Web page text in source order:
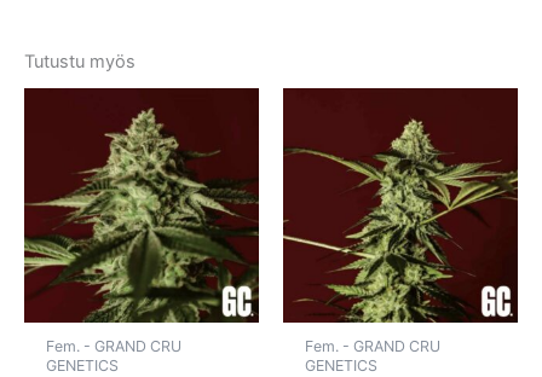
Tutustu myös
Fem. - GRAND CRU
GENETICS
useampi
muunnelma.
Voit
tehdä
valinnat
Fem. - GRAND CRU
GENETICS
on